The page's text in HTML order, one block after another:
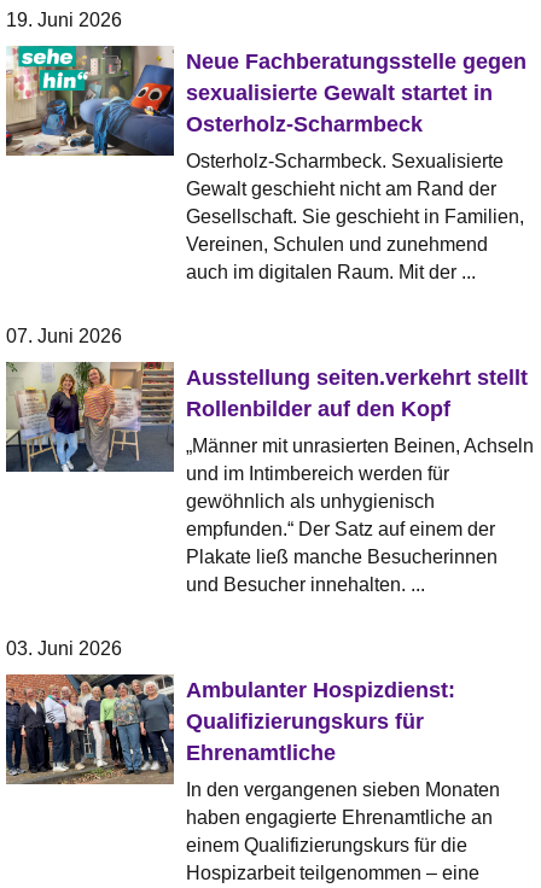
19. Juni 2026
Neue Fachberatungsstelle gegen
sexualisierte Gewalt startet in
Osterholz-Scharmbeck
Osterholz-Scharmbeck. Sexualisierte
Gewalt geschieht nicht am Rand der
Gesellschaft. Sie geschieht in Familien,
Vereinen, Schulen und zunehmend
auch im digitalen Raum. Mit der ...
07. Juni 2026
Ausstellung seiten.verkehrt stellt
Rollenbilder auf den Kopf
„Männer mit unrasierten Beinen, Achseln
und im Intimbereich werden für
gewöhnlich als unhygienisch
empfunden.“ Der Satz auf einem der
Plakate ließ manche Besucherinnen
und Besucher innehalten. ...
03. Juni 2026
Ambulanter Hospizdienst:
Qualifizierungskurs für
Ehrenamtliche
In den vergangenen sieben Monaten
haben engagierte Ehrenamtliche an
einem Qualifizierungskurs für die
Hospizarbeit teilgenommen – eine